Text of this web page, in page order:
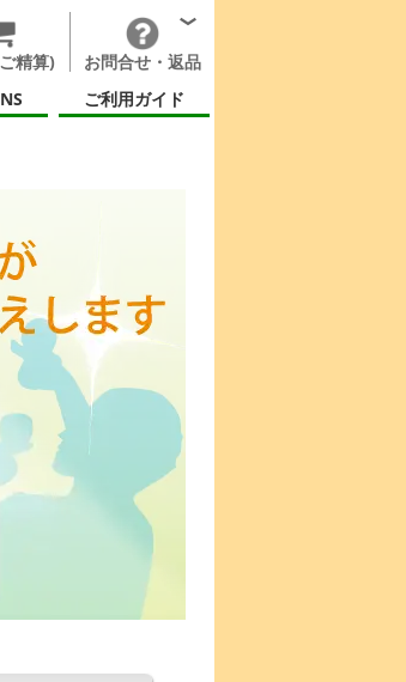
精算)
お問合せ・返品
ご利用ガイド